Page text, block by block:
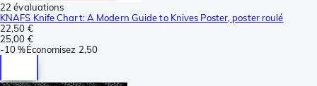
22 évaluations
KNAFS Knife Chart: A Modern Guide to Knives Poster, poster roulé
22,50 €
25,00 €
-10 %Économisez 2,50